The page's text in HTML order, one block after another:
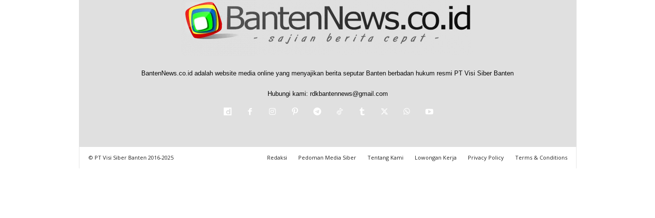
BantenNews.co.id adalah website media online yang menyajikan berita seputar Banten berbadan hukum resmi PT Visi Siber Banten
Hubungi kami: rdkbantennews@gmail.com
Redaksi Pedoman Media Siber Tentang Kami Lowongan Kerja Privacy Policy Terms & Conditions
© PT Visi Siber Banten 2016-2025